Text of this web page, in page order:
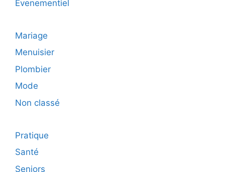
Evenementiel
Mariage
Menuisier
Plombier
Mode
Non classé
Pratique
Santé
Seniors